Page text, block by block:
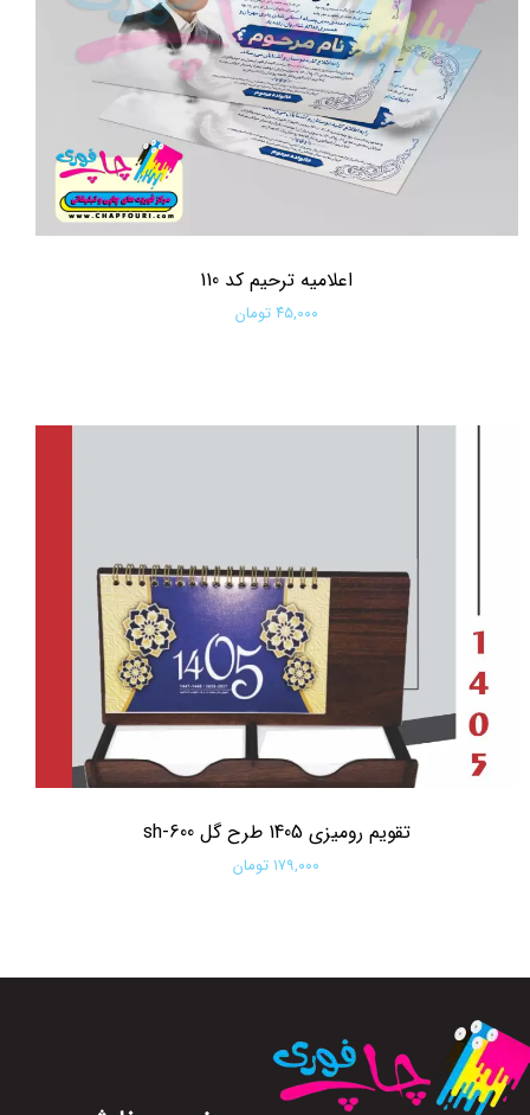
اعلامیه ترحیم کد 110
۴۵,۰۰۰ تومان
تقویم رومیزی 1405 طرح گل sh-600
۱۷۹,۰۰۰ تومان